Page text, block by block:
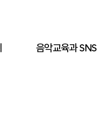
음악교육과 SNS